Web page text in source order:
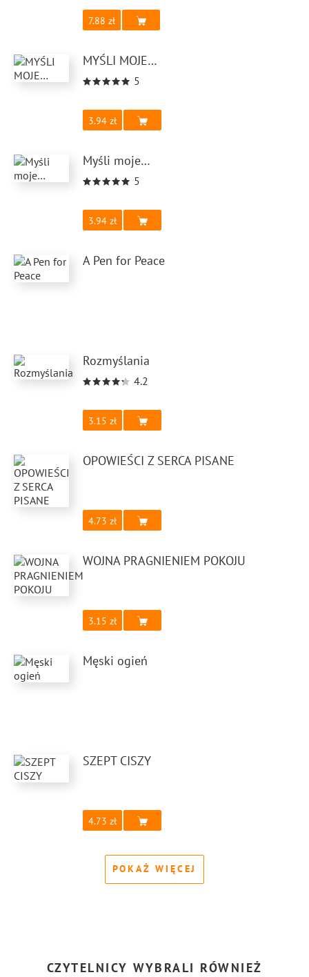
7.88
MYŚLI MOJE…
5
3.94
Myśli moje…
5
3.94
A Pen for Peace
Rozmyślania
4.2
3.15
OPOWIEŚCI Z SERCA PISANE
4.73
WOJNA PRAGNIENIEM POKOJU
3.15
Męski ogień
SZEPT CISZY
4.73
POKAŻ WIĘCEJ
CZYTELNICY WYBRALI RÓWNIEŻ